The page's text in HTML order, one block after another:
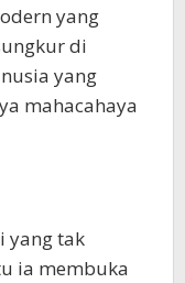
yang
di
yang
mahacahaya
yang tak
ia membuka